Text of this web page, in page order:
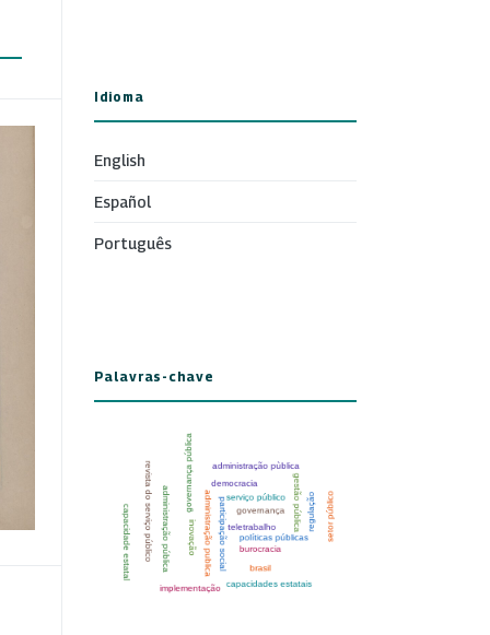
Idioma
English
Español
Português
Palavras-chave